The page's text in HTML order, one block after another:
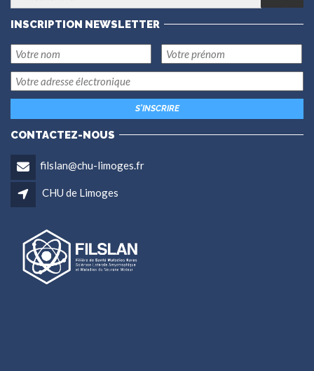
INSCRIPTION NEWSLETTER
CONTACTEZ-NOUS
filslan@chu-limoges.fr
CHU de Limoges